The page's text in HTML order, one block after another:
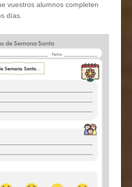
vuestros alumnos completen
días.